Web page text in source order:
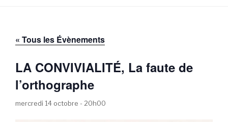
« Tous les Évènements
LA CONVIVIALITÉ, La faute de
l’orthographe
mercredi 14 octobre - 20h00